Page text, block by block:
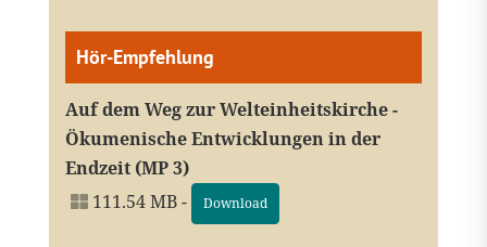
Hör-Empfehlung
Auf dem Weg zur Welteinheitskirche -
Ökumenische Entwicklungen in der
Endzeit (MP 3)
111.54 MB -
Download